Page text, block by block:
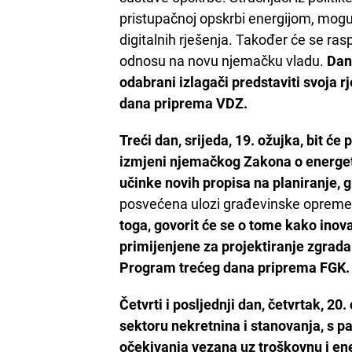
pristupačnoj opskrbi energijom,
digitalnih rješenja. Također će se
odnosu na novu njemačku vladu.
odabrani izlagači predstaviti svoja
dana priprema VDZ.
Treći dan, srijeda, 19. ožujka, bit će
izmjeni njemačkog Zakona o
učinke novih propisa na planiranje,
posvećena ulozi građevinske
toga, govorit će se o tome kako
primijenjene za projektiranje
Program trećeg dana priprema FGK.
Četvrti i posljednji dan, četvrtak,
sektoru nekretnina i stanovanja, s
očekivanja vezana uz troškovnu i